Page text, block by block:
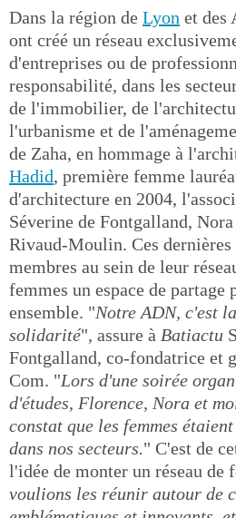
Dans la région de Lyon et des
ont créé un réseau
d'entreprises ou de
responsabilité, dans les
de l'immobilier, de
l'urbanisme et de
de Zaha, en hommage à
Hadid, première femme
d'architecture en 2004,
Séverine de Fontgalland,
Rivaud-Moulin. Ces dernières
membres au sein de leur
femmes un espace de
ensemble. "Notre ADN, c'est
solidarité", assure à Batiactu
Fontgalland, co-fondatrice et
Com. "Lors d'une soirée
d'études, Florence, Nora et
constat que les femmes
dans nos secteurs." C'est de
l'idée de monter un réseau de
voulions les réunir autour de